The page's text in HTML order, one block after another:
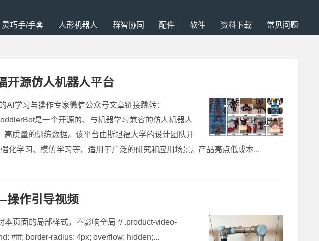
灵巧手/手套 人形机器人 群智协同 配件 软件 资料下载 常见问题
开源仿人机器人平台
学习与操作专家微信公众号文章链接跳转：
是一个开源的、与机器学习兼容的仿人机器人
质量的训练数据。该平台由斯坦福大学的设计团队开
化学习、模仿学习等，适用于广泛的研究和应用场景。产品亮点低成本...
作引导视频
页面的局部样式，不影响全局 */ .product-video-
#fff; border-radius: 4px; overflow: hidden;...